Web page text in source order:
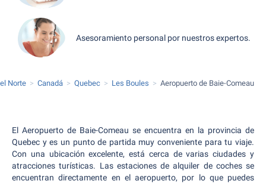
Asesoramiento personal por nuestros expertos.
Norte Canadá Quebec Les Boules Aeropuerto de Baie-Comeau
El Aeropuerto de Baie-Comeau se encuentra en la provincia de
Quebec y es un punto de partida muy conveniente para tu viaje.
Con una ubicación excelente, está cerca de varias ciudades y
atracciones turísticas. Las estaciones de alquiler de coches se
encuentran directamente en el aeropuerto, por lo que puedes